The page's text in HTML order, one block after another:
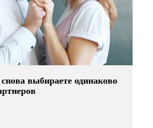
выбираете одинаково